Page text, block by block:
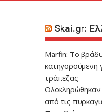
Skai.gr:
Marfin: Το
κατηγορούμενη
τράπεζας
Ολοκληρώθηκαν
από τις